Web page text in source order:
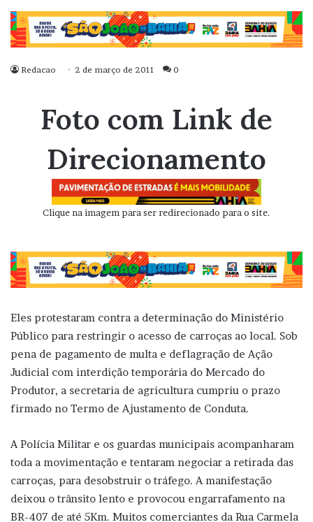
Redacao 2 de março de 2011 0
Foto com Link de
Direcionamento
Clique na imagem para ser redirecionado para o site.
Eles protestaram contra a determinação do Ministério
Público para restringir o acesso de carroças ao local. Sob
pena de pagamento de multa e deflagração de Ação
Judicial com interdição temporária do Mercado do
Produtor, a secretaria de agricultura cumpriu o prazo
firmado no Termo de Ajustamento de Conduta.
A Polícia Militar e os guardas municipais acompanharam
toda a movimentação e tentaram negociar a retirada das
carroças, para desobstruir o tráfego. A manifestação
deixou o trânsito lento e provocou engarrafamento na
BR-407 de até 5Km. Muitos comerciantes da Rua Carmela